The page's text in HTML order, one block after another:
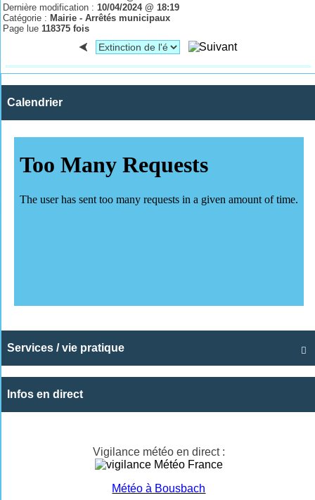
Dernière modification :10/04/2024 @ 18:19
Catégorie : Mairie - Arrêtés municipaux
Page lue118375 fois
Calendrier

Services / vie pratique
Infos en direct
Vigilance météo en direct :
Météo à Bousbach